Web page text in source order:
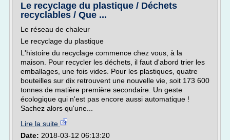
Le recyclage du plastique / Déchets
recyclables / Que ...
Le réseau de chaleur
Le recyclage du plastique
L'histoire du recyclage commence chez vous, à la
maison. Pour recycler les déchets, il faut d'abord trier les
emballages, une fois vides. Pour les plastiques, quatre
bouteilles sur dix retrouvent une nouvelle vie, soit 173 600
tonnes de matière première secondaire. Un geste
écologique qui n'est pas encore aussi automatique !
Sachez alors qu'une...
Lire la suite
Date: 2018-03-12 06:13:20